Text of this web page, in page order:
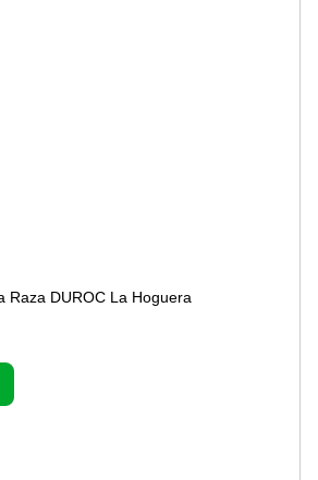
Raza DUROC La Hoguera